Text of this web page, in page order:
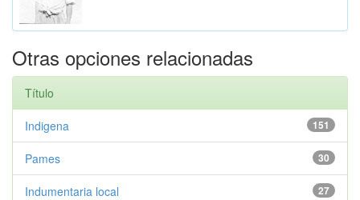
Otras opciones relacionadas
Título
151
Indigena
30
Pames
27
Indumentaria local